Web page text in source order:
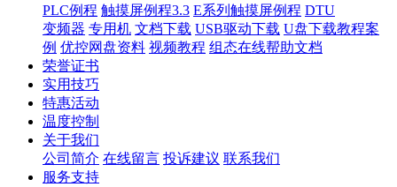
PLC例程 触摸屏例程3.3 E系列触摸屏例程 DTU
变频器 专用机 文档下载 USB驱动下载 U盘下载教程案
例 优控网盘资料 视频教程 组态在线帮助文档
荣誉证书
实用技巧
特惠活动
温度控制
关于我们
公司简介 在线留言 投诉建议 联系我们
服务支持